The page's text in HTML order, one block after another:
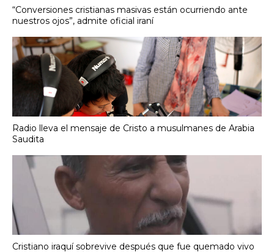
“Conversiones cristianas masivas están ocurriendo ante
nuestros ojos”, admite oficial iraní
Radio lleva el mensaje de Cristo a musulmanes de Arabia
Saudita
Cristiano iraquí sobrevive después que fue quemado vivo